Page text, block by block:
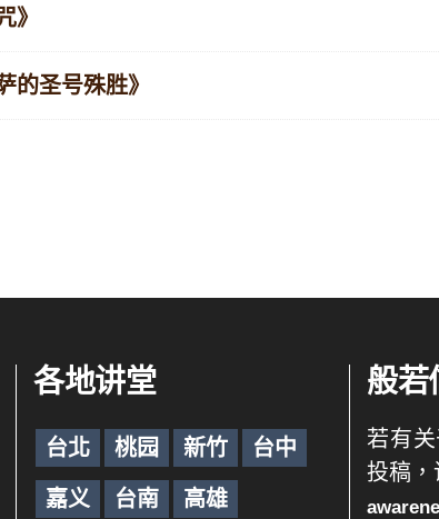
》
的圣号殊胜》
各地讲堂
台北 桃园 新竹 台中
嘉义 台南 高雄
般若
若有
投稿，